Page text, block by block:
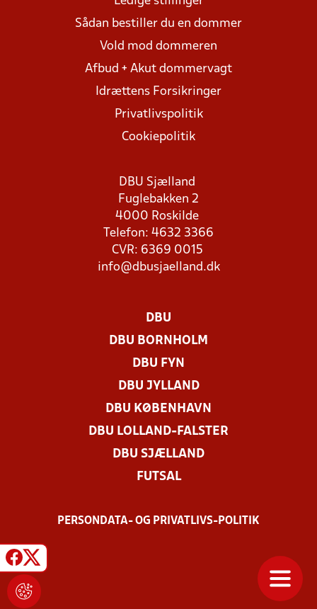
Sådan bestiller du en dommer
Vold mod dommeren
Afbud + Akut dommervagt
Idrættens Forsikringer
Privatlivspolitik
Cookiepolitik
DBU Sjælland
Fuglebakken 2
4000 Roskilde
Telefon: 4632 3366
CVR: 6369 0015
info@dbusjaelland.dk
DBU
DBU BORNHOLM
DBU FYN
DBU JYLLAND
DBU KØBENHAVN
DBU LOLLAND-FALSTER
DBU SJÆLLAND
FUTSAL
PERSONDATA- OG PRIVATLIVS-POLITIK